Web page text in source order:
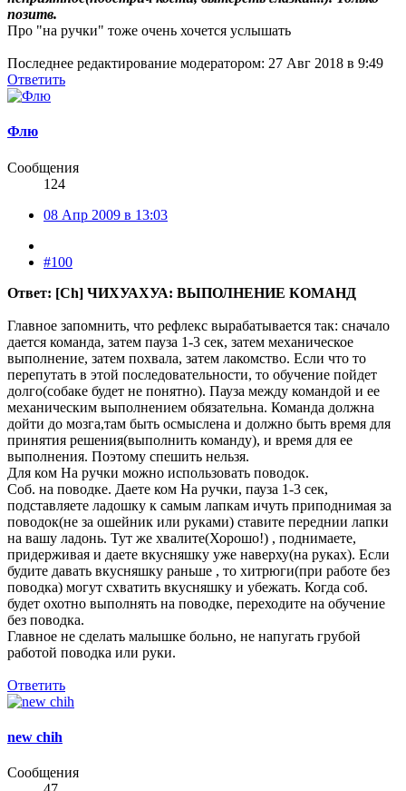
позитв.
Про "на ручки" тоже очень хочется услышать
Последнее редактирование модератором: 27 Авг 2018 в 9:49
Ответить
Флю
Сообщения
124
08 Апр 2009 в 13:03
#100
Ответ: [Ch] ЧИХУАХУА: ВЫПОЛНЕНИЕ КОМАНД
Главное запомнить, что рефлекс вырабатывается так: сначало
дается команда, затем пауза 1-3 сек, затем механическое
выполнение, затем похвала, затем лакомство. Если что то
перепутать в этой последовательности, то обучение пойдет
долго(собаке будет не понятно). Пауза между командой и ее
механическим выполнением обязательна. Команда должна
дойти до мозга,там быть осмыслена и должно быть время для
принятия решения(выполнить команду), и время для ее
выполнения. Поэтому спешить нельзя.
Для ком На ручки можно использовать поводок.
Соб. на поводке. Даете ком На ручки, пауза 1-3 сек,
подставляете ладошку к самым лапкам ичуть приподнимая за
поводок(не за ошейник или руками) ставите переднии лапки
на вашу ладонь. Тут же хвалите(Хорошо!) , поднимаете,
придерживая и даете вкусняшку уже наверху(на руках). Если
будите давать вкусняшку раньше , то хитрюги(при работе без
поводка) могут схватить вкусняшку и убежать. Когда соб.
будет охотно выполнять на поводке, переходите на обучение
без поводка.
Главное не сделать малышке больно, не напугать грубой
работой поводка или руки.
Ответить
new chih
Сообщения